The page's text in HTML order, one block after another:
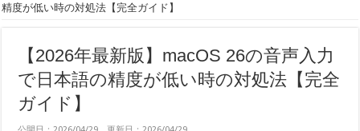
精度が低い時の対処法【完全ガイド】
【2026年最新版】macOS 26の音声入力
で日本語の精度が低い時の対処法【完全
ガイド】